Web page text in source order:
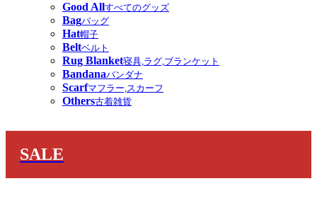
Good Allすべてのグッズ
Bagバッグ
Hat帽子
Beltベルト
Rug Blanket寝具,ラグ,ブランケット
Bandanaバンダナ
Scarfマフラー,スカーフ
Others古着雑貨
SALE